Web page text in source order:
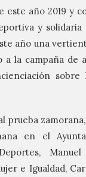
este año 2019 y
y solidaria
año una
a la campaña de
sobre
prueba
en el
e Igualdad,